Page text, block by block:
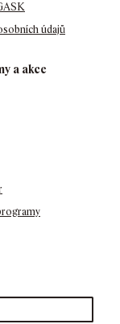
údajů
a akce